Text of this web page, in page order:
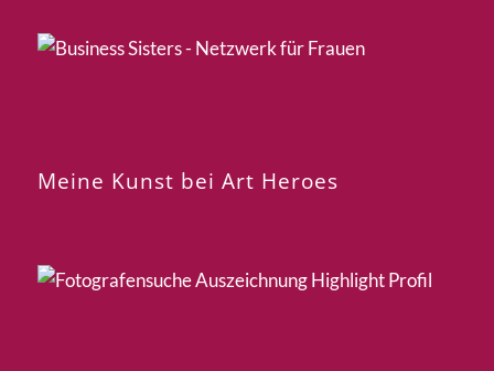
Meine Kunst bei Art Heroes